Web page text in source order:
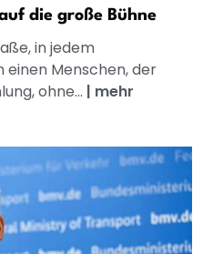
die große Bühne
in jedem
einen Menschen, der
ohne... | mehr